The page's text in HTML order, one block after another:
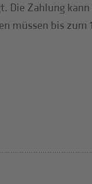
Die Zahlung
müssen bis zum